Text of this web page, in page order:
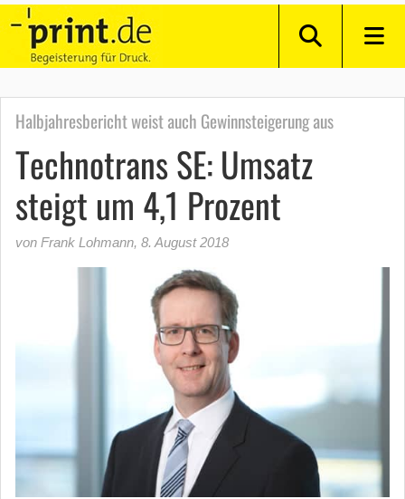
Halbjahresbericht weist auch Gewinnsteigerung aus
Technotrans SE: Umsatz
steigt um 4,1 Prozent
von Frank Lohmann, 8. August 2018